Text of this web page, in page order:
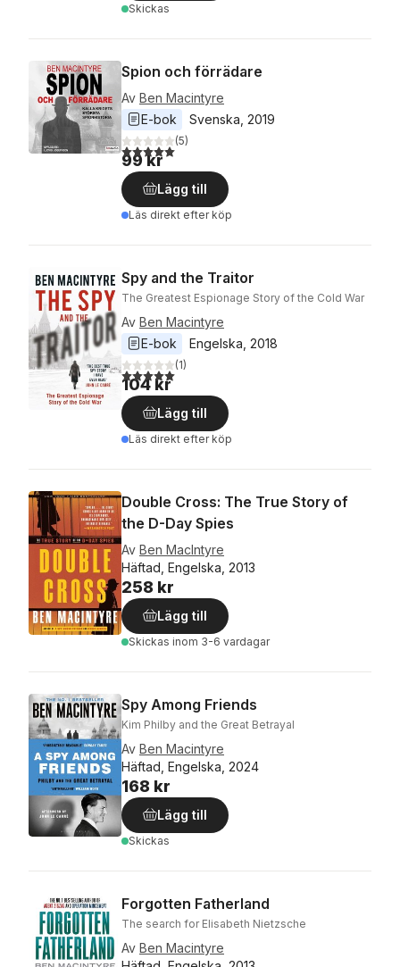
Skickas
Spion och förrädare
Av Ben Macintyre
E-bok
Svenska 2019
5,0utav 5 stjärnor. Totalt antal röster:
(5)
99 kr
Lägg till
Läs direkt efter köp
Spy and the Traitor
The Greatest Espionage Story of the Cold War
Av Ben Macintyre
E-bok
Engelska 2018
5,0utav 5 stjärnor. Totalt antal röster:
(1)
104 kr
Lägg till
Läs direkt efter köp
Double Cross: The True Story of
the D-Day Spies
Av Ben MacIntyre
Häftad, Engelska, 2013
258 kr
Lägg till
Skickas inom 3-6 vardagar
Spy Among Friends
Kim Philby and the Great Betrayal
Av Ben Macintyre
Häftad, Engelska, 2024
168 kr
Lägg till
Skickas
Forgotten Fatherland
The search for Elisabeth Nietzsche
Av Ben Macintyre